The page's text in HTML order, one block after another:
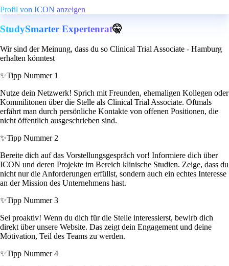
Profil von ICON anzeigen
StudySmarter Expertenrat🤫
Wir sind der Meinung, dass du so Clinical Trial Associate - Hamburg
erhalten könntest
✨Tipp Nummer 1
Nutze dein Netzwerk! Sprich mit Freunden, ehemaligen Kollegen oder
Kommilitonen über die Stelle als Clinical Trial Associate. Oftmals
erfährt man durch persönliche Kontakte von offenen Positionen, die
nicht öffentlich ausgeschrieben sind.
✨Tipp Nummer 2
Bereite dich auf das Vorstellungsgespräch vor! Informiere dich über
ICON und deren Projekte im Bereich klinische Studien. Zeige, dass du
nicht nur die Anforderungen erfüllst, sondern auch ein echtes Interesse
an der Mission des Unternehmens hast.
✨Tipp Nummer 3
Sei proaktiv! Wenn du dich für die Stelle interessierst, bewirb dich
direkt über unsere Website. Das zeigt dein Engagement und deine
Motivation, Teil des Teams zu werden.
✨Tipp Nummer 4